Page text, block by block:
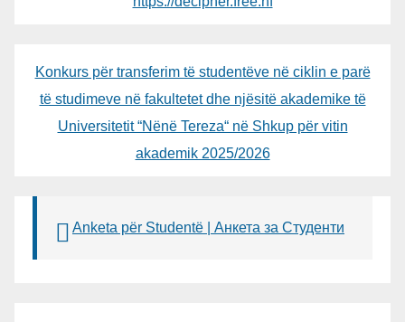
Konkurs për transferim të studentëve në ciklin e parë
të studimeve në fakultetet dhe njësitë akademike të
Universitetit “Nënë Tereza“ në Shkup për vitin
akademik 2025/2026
Anketa për Studentë | Анкета за Студенти